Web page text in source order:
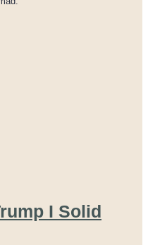
I Solid